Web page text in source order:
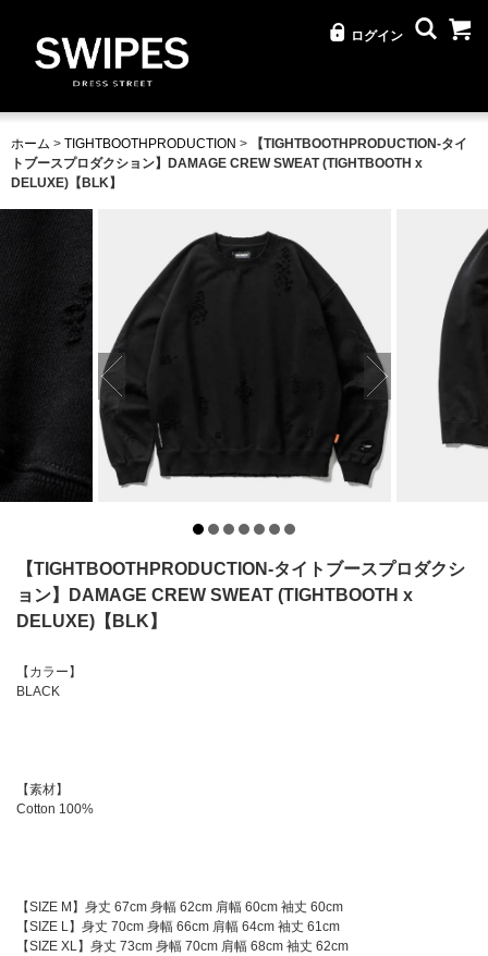
ログイン
ホーム > TIGHTBOOTHPRODUCTION >
【TIGHTBOOTHPRODUCTION-タイ
トブースプロダクション】DAMAGE CREW SWEAT (TIGHTBOOTH x
DELUXE)【BLK】
【TIGHTBOOTHPRODUCTION-タイトブースプロダクシ
ョン】DAMAGE CREW SWEAT (TIGHTBOOTH x
DELUXE)【BLK】
【カラー】
BLACK
【素材】
Cotton 100%
【SIZE M】身丈 67cm 身幅 62cm 肩幅 60cm 袖丈 60cm
【SIZE L】身丈 70cm 身幅 66cm 肩幅 64cm 袖丈 61cm
【SIZE XL】身丈 73cm 身幅 70cm 肩幅 68cm 袖丈 62cm